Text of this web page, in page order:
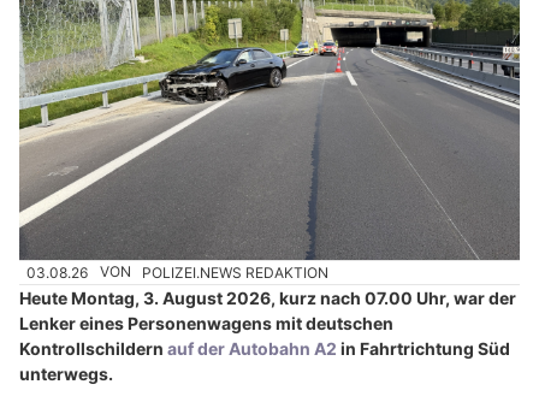
03.08.26 VON POLIZEI.NEWS REDAKTION
Heute Montag, 3. August 2026, kurz nach 07.00 Uhr, war der
Lenker eines Personenwagens mit deutschen
Kontrollschildern auf der Autobahn A2 in Fahrtrichtung Süd
unterwegs.